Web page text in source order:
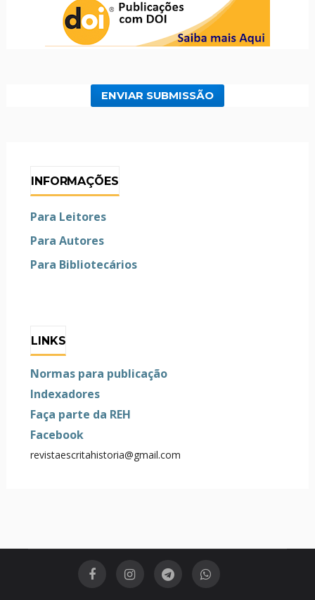
ENVIAR SUBMISSÃO
INFORMAÇÕES
Para Leitores
Para Autores
Para Bibliotecários
LINKS
Normas para publicação
Indexadores
Faça parte da REH
Facebook
revistaescritahistoria@gmail.com